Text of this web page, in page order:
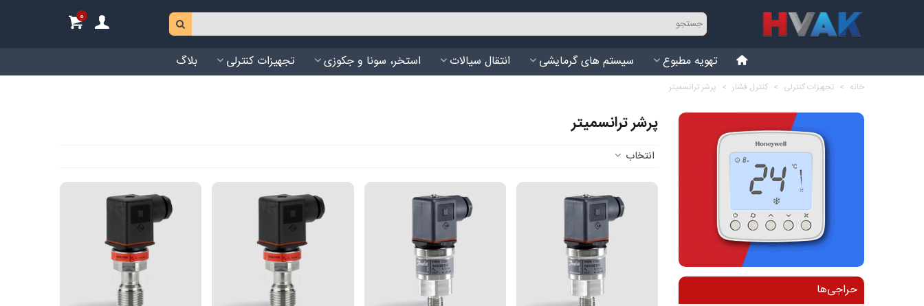
0
تهویه مطبوع سیستم های گرمایشی انتقال سیالات استخر، سونا و جکوزی تجهیزات کنترلی بلاگ
خانه > تجهیزات کنترلی > کنترل فشار > پرشر ترانسمیتر
حراجی‌ها
پرشر ترانسمیتر
انتخاب